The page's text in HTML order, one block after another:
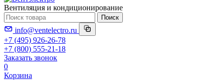
Вентиляция и кондиционирование
Поиск
info@ventelectro.ru
+7 (495) 926-26-78
+7 (800) 555-21-18
Заказать звонок
0
Корзина